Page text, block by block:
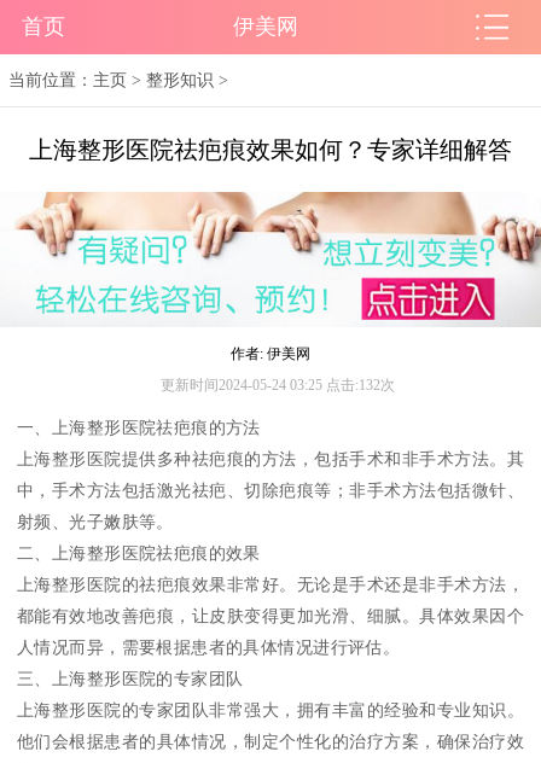
首页 伊美网
当前位置： 主页 >整形知识 >
上海整形医院祛疤痕效果如何？专家详细解答
作者: 伊美网
更新时间2024-05-24 03:25 点击:132次
一、上海整形医院祛疤痕的方法
上海整形医院提供多种祛疤痕的方法，包括手术和非手术方法。其
中，手术方法包括激光祛疤、切除疤痕等；非手术方法包括微针、
射频、光子嫩肤等。
二、上海整形医院祛疤痕的效果
上海整形医院的祛疤痕效果非常好。无论是手术还是非手术方法，
都能有效地改善疤痕，让皮肤变得更加光滑、细腻。具体效果因个
人情况而异，需要根据患者的具体情况进行评估。
三、上海整形医院的专家团队
上海整形医院的专家团队非常强大，拥有丰富的经验和专业知识。
他们会根据患者的具体情况，制定个性化的治疗方案，确保治疗效